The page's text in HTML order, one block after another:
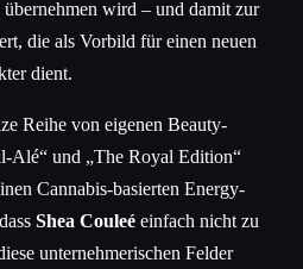
wird – und damit zur
die als Vorbild für einen neuen
dient.
Reihe von eigenen Beauty-
Alé“ und „The Royal Edition“
Cannabis-basierten Energy-
Shea Couleé einfach nicht zu
unternehmerischen Felder